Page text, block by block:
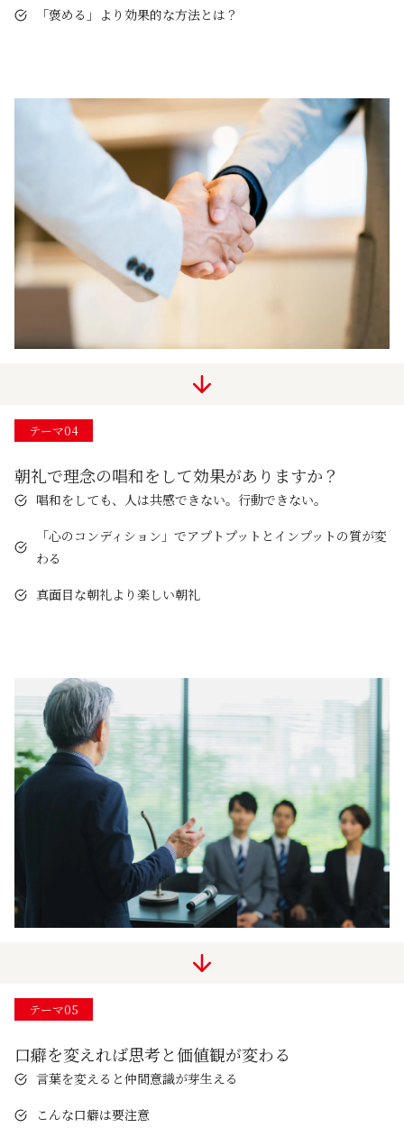
「褒める」より効果的な方法とは？
テーマ04
朝礼で理念の唱和をして効果がありますか？
唱和をしても、人は共感できない。行動できない。
「心のコンディション」でアプトプットとインプットの質が変
わる
真面目な朝礼より楽しい朝礼
テーマ05
口癖を変えれば思考と価値観が変わる
言葉を変えると仲間意識が芽生える
こんな口癖は要注意